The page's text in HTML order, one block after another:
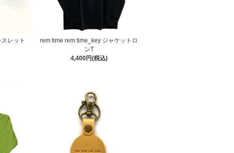
レット
rem time rem time_key ジャケットロ
ンT
4,400円(税込)